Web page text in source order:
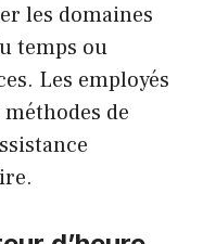
les domaines
temps ou
Les employés
de